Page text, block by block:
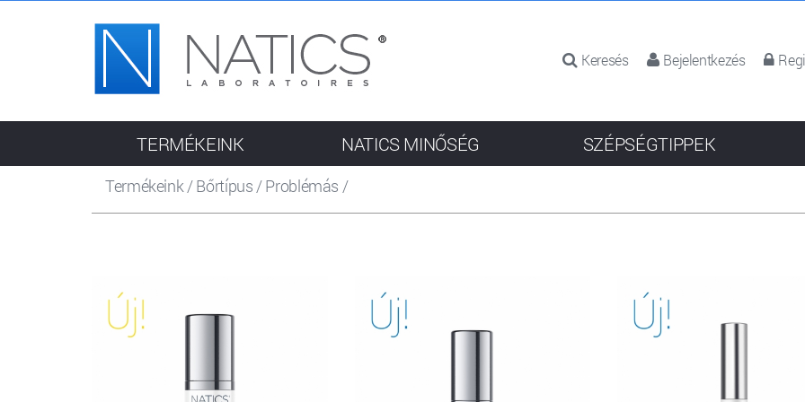
Keresés Bejelentkezés
Termékeink/Bőrtípus /Problémás /
TERMÉKEINK NATICS MINŐSÉG SZÉPSÉGTIPPEK